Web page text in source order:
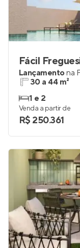
Fácil
Lançamentona
30 a 44 m²
1 e 2
Venda a partir de
R$ 250.361